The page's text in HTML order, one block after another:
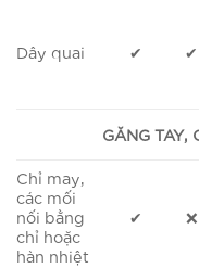
Dây quai ✔ ✔
GĂNG TAY,
Chỉ may,
các mối
nối bằng
chỉ hoặc
hàn nhiệt
✔ ❌